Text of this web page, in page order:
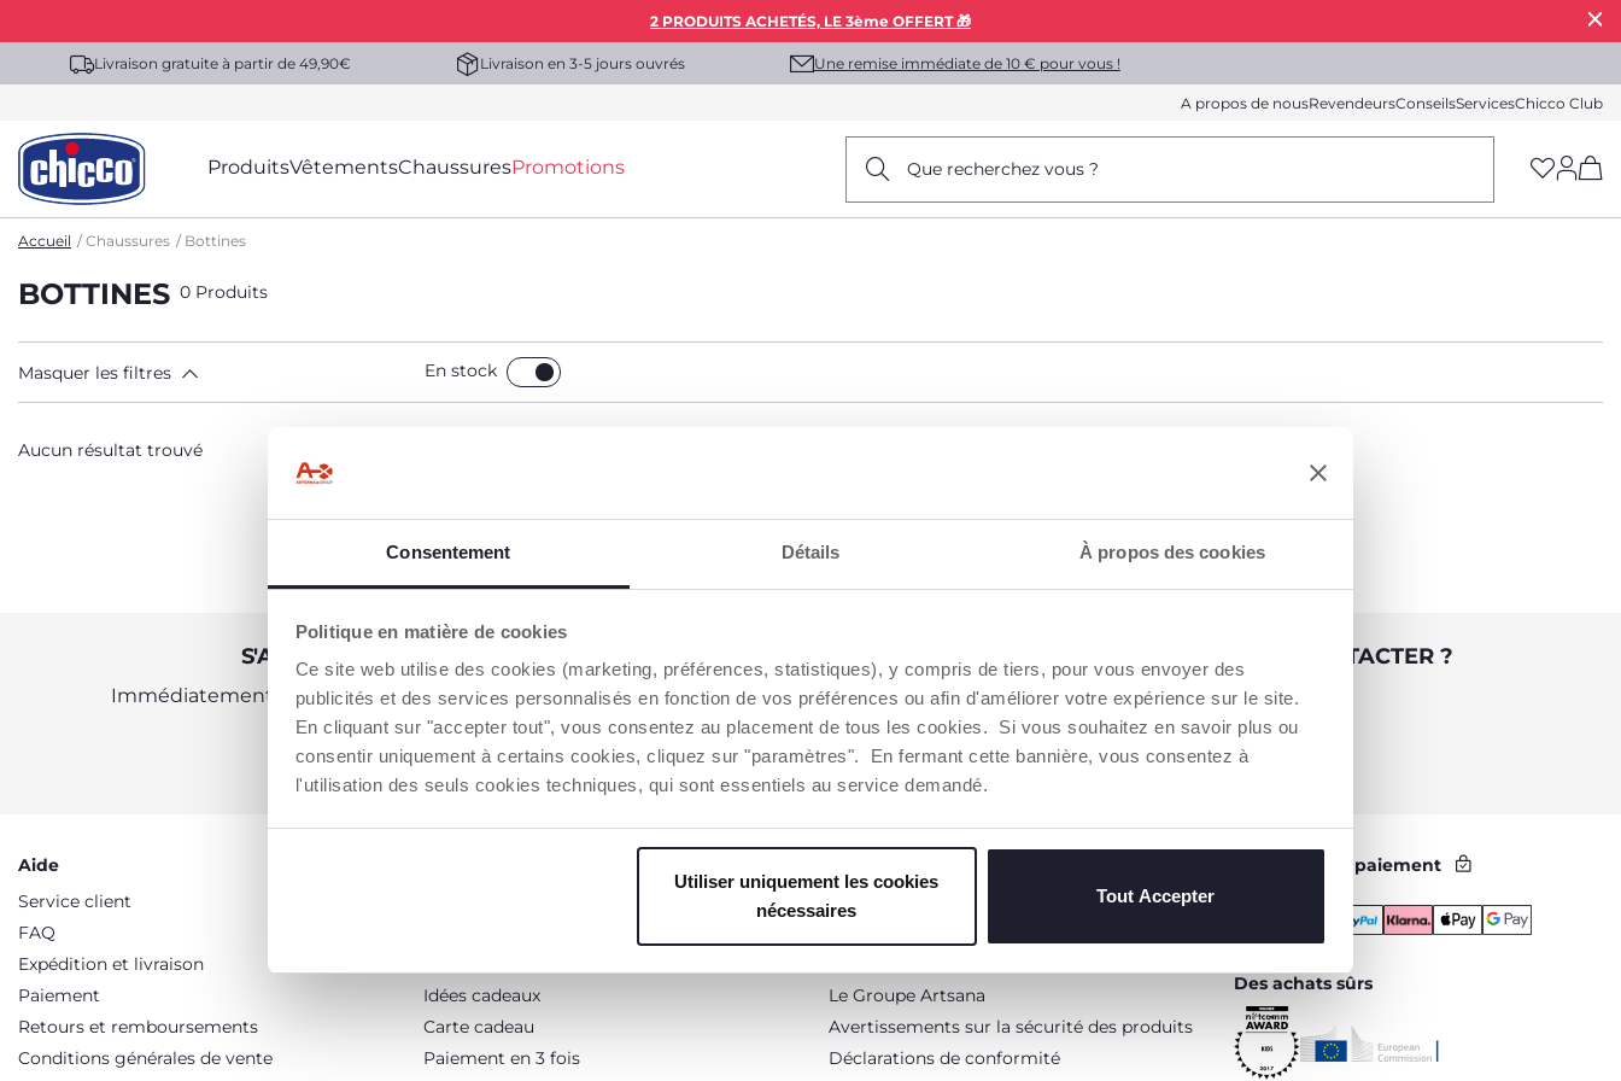
Consentement Détails À propos des cookies
Politique en matière de cookies
Ce site web utilise des cookies (marketing, préférences, statistiques), y compris de tiers, pour vous envoyer des
publicités et des services personnalisés en fonction de vos préférences ou afin d'améliorer votre expérience sur le site.
En cliquant sur "accepter tout", vous consentez au placement de tous les cookies. Si vous souhaitez en savoir plus ou
consentir uniquement à certains cookies, cliquez sur "paramètres". En fermant cette bannière, vous consentez à
l'utilisation des seuls cookies techniques, qui sont essentiels au service demandé.
Utiliser uniquement les cookies
nécessaires
Tout Accepter
2 PRODUITS ACHETÉS, LE 3ème OFFERT 🎁
Livraison gratuite à partir de 49,90€ Livraison en 3-5 jours ouvrés Une remise immédiate de 10 € pour vous !
A propos de nousRevendeursConseilsServicesChicco Club
ProduitsVêtementsChaussuresPromotions Que recherchez vous ?
Accueil Chaussures Bottines
BOTTINES 0 Produits
Masquer les filtres En stock
Aucun résultat trouvé
S'ABONNER À LA NEWSLETTER
Immédiatement pour vous un bon de 10 € à dépenser en ligne.
OBTENIR LA RÉDUCTION
VOUS-AVEZ BESOIN DE NOUS CONTACTER ?
Service Client [coût appel local]
0809 542 125
Aide
Service client
FAQ
Expédition et livraison
Paiement
Retours et remboursements
Conditions générales de vente
Idées cadeaux
Carte cadeau
Paiement en 3 fois
A propos de nous
Le Groupe Artsana
Avertissements sur la sécurité des produits
Déclarations de conformité
Méthodes de paiement
Des achats sûrs